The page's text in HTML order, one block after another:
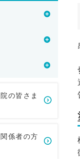
の皆さま
係者の方